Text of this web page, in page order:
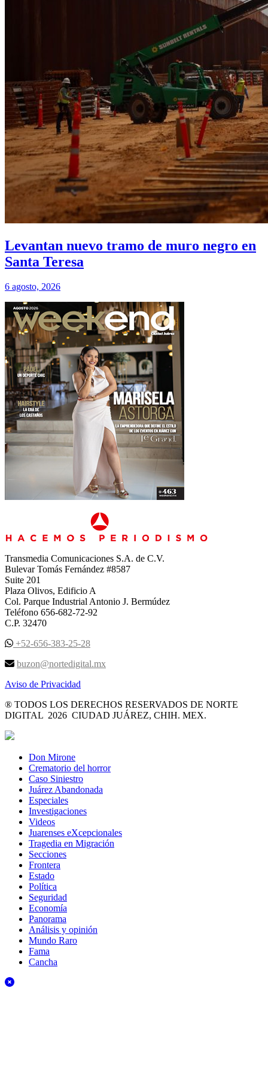
Levantan nuevo tramo de muro negro en
Santa Teresa
6 agosto, 2026
Transmedia Comunicaciones S.A. de C.V.
Bulevar Tomás Fernández #8587
Suite 201
Plaza Olivos, Edificio A
Col. Parque Industrial Antonio J. Bermúdez
Teléfono 656-682-72-92
C.P. 32470
+52-656-383-25-28
buzon@nortedigital.mx
Aviso de Privacidad
® TODOS LOS DERECHOS RESERVADOS DE NORTE
DIGITAL 2026 CIUDAD JUÁREZ, CHIH. MEX.
Don Mirone
Crematorio del horror
Caso Siniestro
Juárez Abandonada
Especiales
Investigaciones
Videos
Juarenses eXcepcionales
Tragedia en Migración
Secciones
Frontera
Estado
Política
Seguridad
Economía
Panorama
Análisis y opinión
Mundo Raro
Fama
Cancha